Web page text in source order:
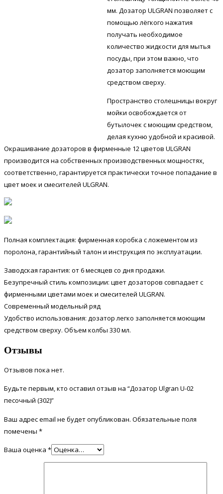
мм. Дозатор ULGRAN позволяет с
помощью лёгкого нажатия
получать необходимое
количество жидкости для мытья
посуды, при этом важно, что
дозатор заполняется моющим
средством сверху.
Пространство столешницы вокруг
мойки освобождается от
бутылочек с моющим средством,
делая кухню удобной и красивой.
Окрашивание дозаторов в фирменные 12 цветов ULGRAN
производится на собственных производственных мощностях,
соответственно, гарантируется практически точное попадание в
цвет моек и смесителей ULGRAN.
Полная комплектация: фирменная коробка с ложементом из
поролона, гарантийный талон и инструкция по эксплуатации.
Заводская гарантия: от 6 месяцев со дня продажи.
Безупречный стиль композиции: цвет дозаторов совпадает с
фирменными цветами моек и смесителей ULGRAN.
Современный модельный ряд
Удобство использования: дозатор легко заполняется моющим
средством сверху. Объем колбы 330 мл.
Отзывы
Отзывов пока нет.
Будьте первым, кто оставил отзыв на “Дозатор Ulgran U-02
песочный (302)”
Ваш адрес email не будет опубликован. Обязательные поля
помечены *
Ваша оценка *